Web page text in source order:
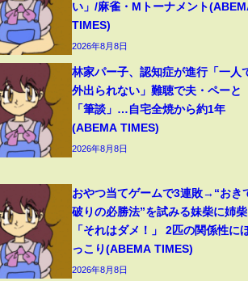
い」/麻雀・Mトーナメント
TIMES)
2026年8月8日
林家パー子、認知症が進行「一人
外出られない」難聴で夫・ペーと
「筆談」…自宅全焼から約1年
(ABEMA TIMES)
2026年8月8日
おやつ当てゲームで3連敗→“おき
破りの必勝法”を試みる妹柴に姉柴
「それはダメ！」 2匹の関係性に
っこり(ABEMA TIMES)
2026年8月8日